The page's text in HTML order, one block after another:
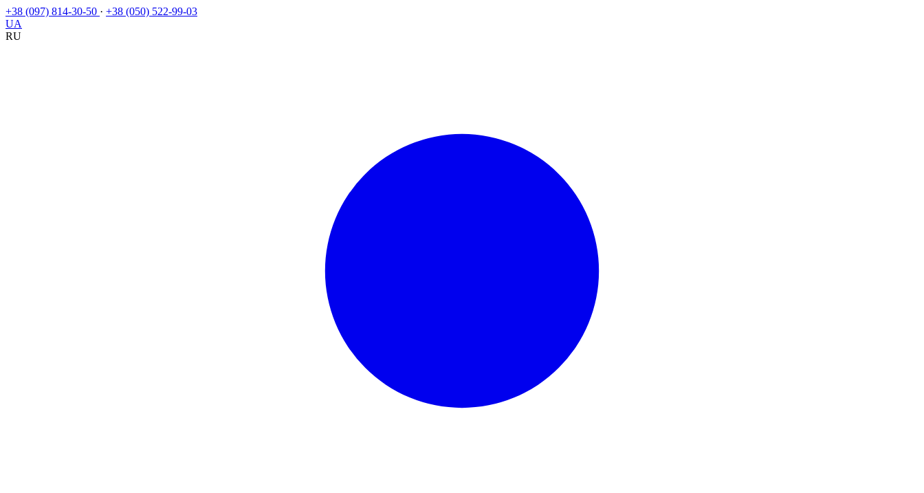
+38 (097) 814-30-50 · +38 (050) 522-99-03
UA
RU